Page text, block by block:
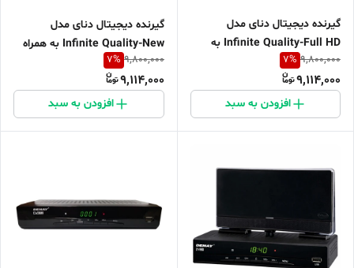
گیرنده دیجیتال دنای مدل
Infinite Quality-Full HD به
همراه آنتن هوایی استار
9,800,000
7%
9,114,000
افزودن به سبد
گیرنده دیجیتال دنای مدل
Infinite Quality-New به همراه
آنتن هوایی سیما باخ
9,800,000
7%
9,114,000
افزودن به سبد